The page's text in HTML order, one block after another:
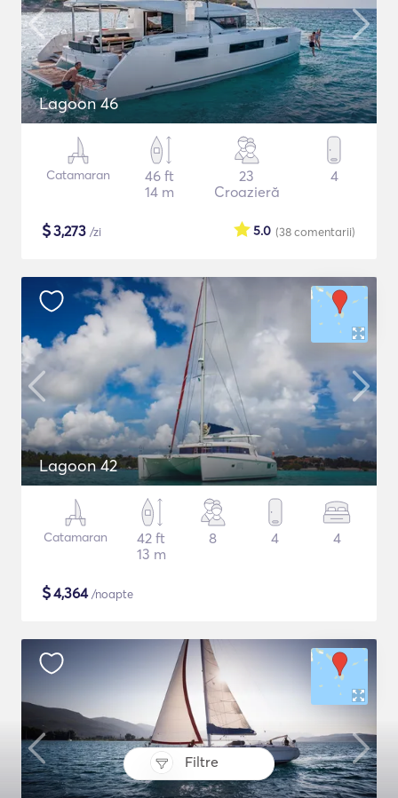
Filtre
Lagoon 46
Catamaran
46 ft
14 m
23
Croazieră
4
$3,273 /zi (38comentarii)
5.0
Lagoon 42
Catamaran
42 ft
13 m
8 4 4
$4,364/noapte